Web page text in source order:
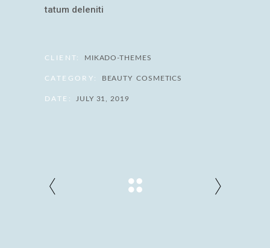
tatum deleniti
CLIENT: MIKADO-THEMES
CATEGORY: BEAUTY COSMETICS
DATE: JULY 31, 2019